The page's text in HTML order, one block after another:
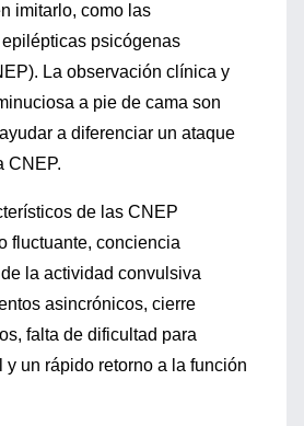
imitarlo, como las
psicógenas
La observación clínica y
a pie de cama son
a diferenciar un ataque
CNEP.
de las CNEP
fluctuante, conciencia
la actividad convulsiva
asincrónicos, cierre
falta de dificultad para
y un rápido retorno a la función